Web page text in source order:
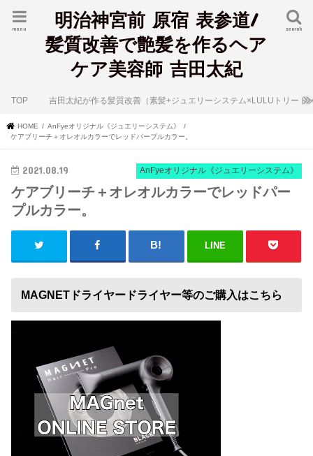
明治神宮前 原宿 表参道/
髪質改善で艶髪を作るヘア
ケア美容師 吉田太紀
search
menu
TOP 吉田太紀が作る髪質改善（素髪+ジュエリーシステム×LULUトリート
HOME
AnFyeオリジナル《ジュエリーシステム》
ケアブリーチ＋オレオルカラーでレッドパープルカラー。
AnFyeオリジナル《ジュエリーシステム》
2021.08.19
ケアブリーチ＋オレオルカラーでレッドパー
プルカラー。
LINE
MAGNETドライヤードライヤー等のご購入はこちら